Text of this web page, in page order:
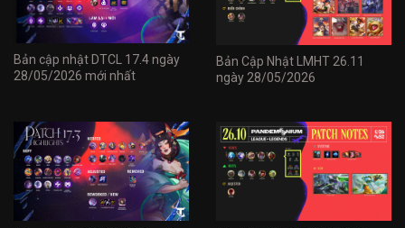
Bản cập nhật DTCL 17.4 ngày
28/05/2026 mới nhất
Bản Cập Nhật LMHT 26.11
ngày 28/05/2026